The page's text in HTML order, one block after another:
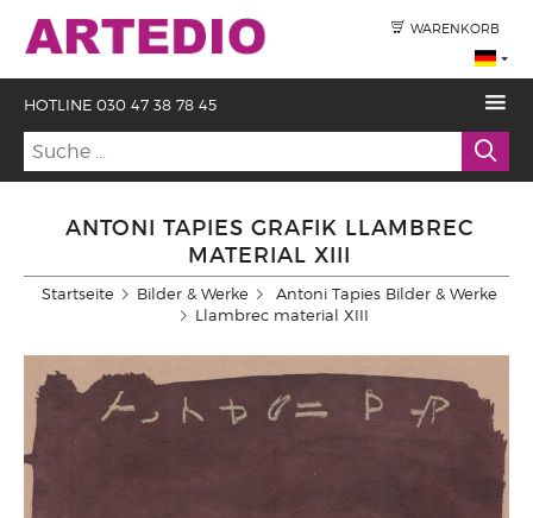
WARENKORB
HOTLINE 030 47 38 78 45
ANTONI TAPIES GRAFIK LLAMBREC
MATERIAL XIII
Startseite Bilder & Werke
Antoni Tapies Bilder & Werke
Llambrec material XIII